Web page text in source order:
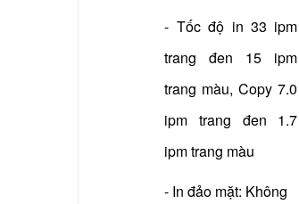
- Tốc độ in 33 ipm
trang đen 15 ipm
trang màu, Copy 7.0
ipm trang đen 1.7
ipm trang màu
- In đảo mặt: Không